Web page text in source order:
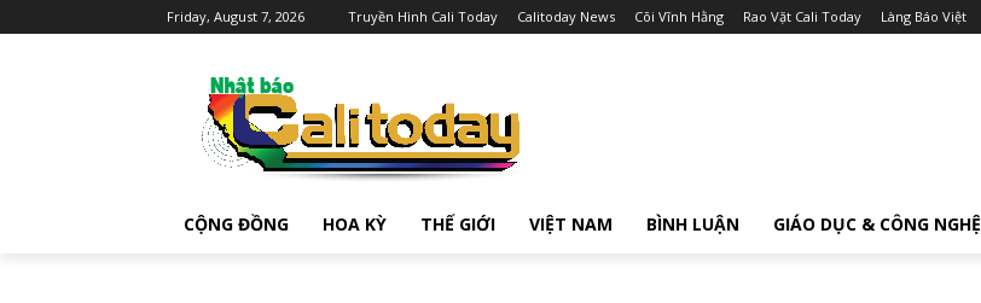
Friday, August 7, 2026 Truyền Hình Cali Today Calitoday News Cõi Vĩnh Hằng Rao Vặt Cali Today Làng Báo Việt
CỘNG ĐỒNG HOA KỲ THẾ GIỚI VIỆT NAM BÌNH LUẬN GIÁO DỤC & CÔNG NGHỆ